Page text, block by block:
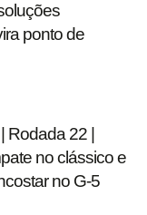
ponto de
Rodada 22 |
no clássico e
no G-5